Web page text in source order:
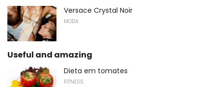
Versace Crystal Noir
MODA
Useful and amazing
Dieta em tomates
FITNESS